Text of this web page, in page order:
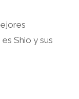
Shio y sus